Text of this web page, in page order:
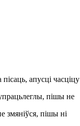
апусці часціцу
пішы не
змяніўся, пішы ні